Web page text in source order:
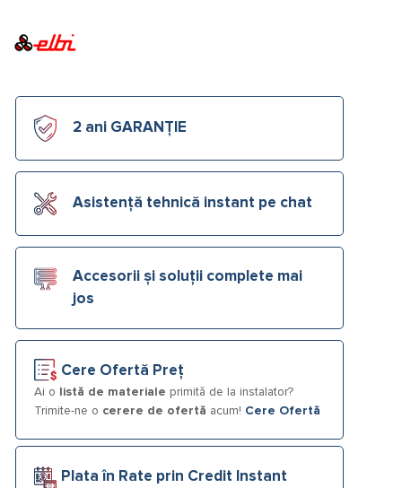
2 ani GARANȚIE
Asistență tehnică instant pe chat
Accesorii și soluții complete mai
jos
Cere Ofertă Preț
Ai o listă de materiale primită de la instalator?
Trimite-ne o cerere de ofertă acum! Cere Ofertă
Plata în Rate prin Credit Instant